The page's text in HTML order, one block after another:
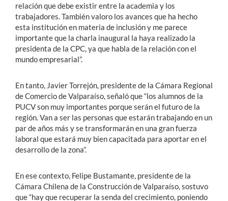
relación que debe existir entre la academia y los
trabajadores. También valoro los avances que ha hecho
esta institución en materia de inclusión y me parece
importante que la charla inaugural la haya realizado la
presidenta de la CPC, ya que habla de la relación con el
mundo empresarial”.
En tanto, Javier Torrejón, presidente de la Cámara Regional
de Comercio de Valparaíso, señaló que “los alumnos de la
PUCV son muy importantes porque serán el futuro de la
región. Van a ser las personas que estarán trabajando en un
par de años más y se transformarán en una gran fuerza
laboral que estará muy bien capacitada para aportar en el
desarrollo de la zona”.
En ese contexto, Felipe Bustamante, presidente de la
Cámara Chilena de la Construcción de Valparaíso, sostuvo
que “hay que recuperar la senda del crecimiento, poniendo